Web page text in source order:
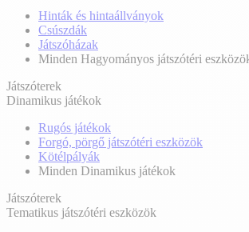
Hinták és hintaállványok
Csúszdák
Játszóházak
Minden Hagyományos játszótéri
Játszóterek
Dinamikus játékok
Rugós játékok
Forgó, pörgő játszótéri eszközök
Kötélpályák
Minden Dinamikus játékok
Játszóterek
Tematikus játszótéri eszközök